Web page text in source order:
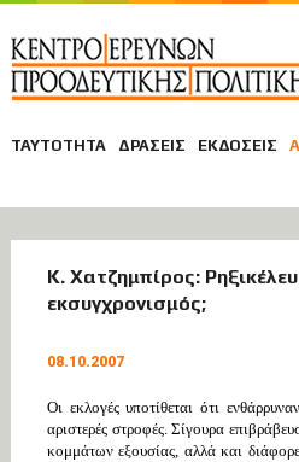
ΤΑΥΤΟΤΗΤΑ ΔΡΑΣΕΙΣ ΕΚΔΟΣΕΙΣ
ΑΡΘΡΑ
ΘΕΣΜΟΙ ΚΑΙ ΔΙΑΦΑΝΕΙΑ
08.10.2007
Κ. Χατζημπίρος:
εκσυγχρονισμός;
Οι εκλογές υποτίθεται ότι
αριστερές στροφές. Σίγουρα
κομμάτων εξουσίας, αλλά και